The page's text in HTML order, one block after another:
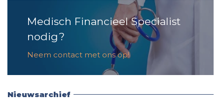
Medisch Financieel Specialist
nodig?
Neem contact met ons op!
Nieuwsarchief